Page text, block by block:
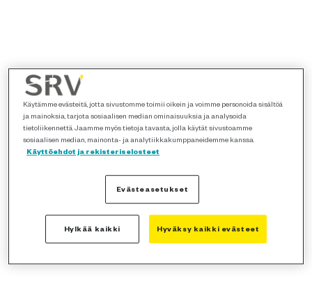
Käytämme evästeitä, jotta sivustomme toimii oikein ja voimme personoida sisältöä
ja mainoksia, tarjota sosiaalisen median ominaisuuksia ja analysoida
tietoliikennettä. Jaamme myös tietoja tavasta, jolla käytät sivustoamme
sosiaalisen median, mainonta- ja analytiikkakumppaneidemme kanssa.
Käyttöehdot ja rekisteriselosteet
Evästeasetukset
Hylkää kaikki Hyväksy kaikki evästeet